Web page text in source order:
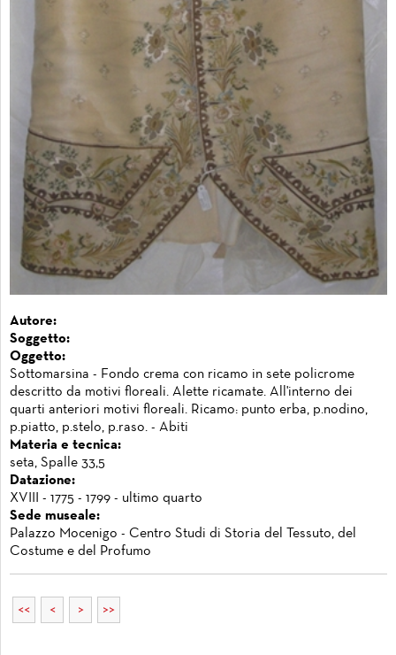
Autore:
Soggetto:
Oggetto:
Sottomarsina - Fondo crema con ricamo in sete policrome
descritto da motivi floreali. Alette ricamate. All'interno dei
quarti anteriori motivi floreali. Ricamo: punto erba, p.nodino,
p.piatto, p.stelo, p.raso. - Abiti
Materia e tecnica:
seta, Spalle 33,5
Datazione:
XVIII - 1775 - 1799 - ultimo quarto
Sede museale:
Palazzo Mocenigo - Centro Studi di Storia del Tessuto, del
Costume e del Profumo
<< < > >>